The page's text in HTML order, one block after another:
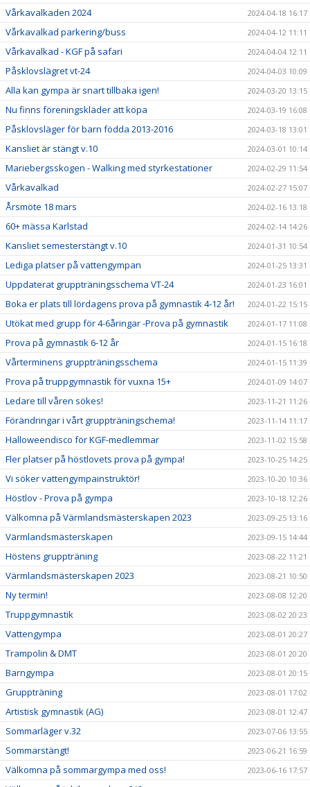
Vårkavalkaden 2024 2024-04-18 16:17
Vårkavalkad parkering/buss 2024-04-12 11:11
Vårkavalkad - KGF på safari 2024-04-04 12:11
Påsklovslägret vt-24 2024-04-03 10:09
Alla kan gympa är snart tillbaka igen! 2024-03-20 13:15
Nu finns föreningskläder att köpa 2024-03-19 16:08
Påsklovsläger för barn födda 2013-2016 2024-03-18 13:01
Kansliet är stängt v.10 2024-03-01 10:14
Mariebergsskogen - Walking med styrkestationer 2024-02-29 11:54
Vårkavalkad 2024-02-27 15:07
Årsmöte 18 mars 2024-02-16 13:18
60+ mässa Karlstad 2024-02-14 14:26
Kansliet semesterstängt v.10 2024-01-31 10:54
Lediga platser på vattengympan 2024-01-25 13:31
Uppdaterat gruppträningsschema VT-24 2024-01-23 16:01
Boka er plats till lördagens prova på gymnastik 4-12 år! 2024-01-22 15:15
Utökat med grupp för 4-6åringar -Prova på gymnastik 2024-01-17 11:08
Prova på gymnastik 6-12 år 2024-01-15 16:18
Vårterminens gruppträningsschema 2024-01-15 11:39
Prova på truppgymnastik för vuxna 15+ 2024-01-09 14:07
Ledare till våren sökes! 2023-11-21 11:26
Förändringar i vårt gruppträningschema! 2023-11-14 11:17
Halloweendisco för KGF-medlemmar 2023-11-02 15:58
Fler platser på höstlovets prova på gympa! 2023-10-25 14:25
Vi söker vattengympainstruktör! 2023-10-20 10:36
Höstlov - Prova på gympa 2023-10-18 12:26
Välkomna på Värmlandsmästerskapen 2023 2023-09-25 13:16
Värmlandsmästerskapen 2023-09-15 14:44
Höstens gruppträning 2023-08-22 11:21
Värmlandsmästerskapen 2023 2023-08-21 10:50
Ny termin! 2023-08-08 12:20
Truppgymnastik 2023-08-02 20:23
Vattengympa 2023-08-01 20:27
Trampolin & DMT 2023-08-01 20:20
Barngympa 2023-08-01 20:15
Gruppträning 2023-08-01 17:02
Artistisk gymnastik (AG) 2023-08-01 12:47
Sommarläger v.32 2023-07-06 13:55
Sommarstängt! 2023-06-21 16:59
Välkomna på sommargympa med oss! 2023-06-16 17:57